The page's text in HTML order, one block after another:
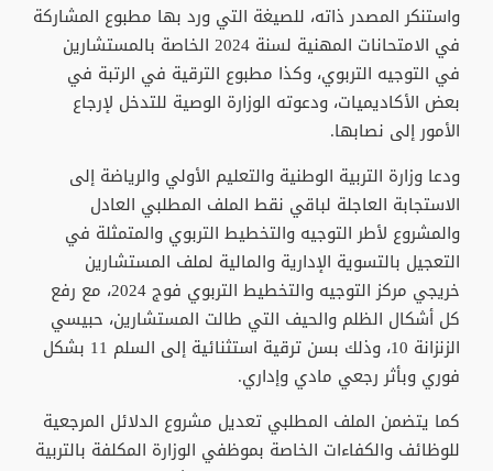
واستنكر المصدر ذاته، للصيغة التي ورد بها مطبوع المشاركة
في الامتحانات المهنية لسنة 2024 الخاصة بالمستشارين
في التوجيه التربوي، وكذا مطبوع الترقية في الرتبة في
بعض الأكاديميات، ودعوته الوزارة الوصية للتدخل لإرجاع
الأمور إلى نصابها.
ودعا وزارة التربية الوطنية والتعليم الأولي والرياضة إلى
الاستجابة العاجلة لباقي نقط الملف المطلبي العادل
والمشروع لأطر التوجيه والتخطيط التربوي والمتمثلة في
التعجيل بالتسوية الإدارية والمالية لملف المستشارين
خريجي مركز التوجيه والتخطيط التربوي فوج 2024، مع رفع
كل أشكال الظلم والحيف التي طالت المستشارين، حبيسي
الزنزانة 10، وذلك بسن ترقية استثنائية إلى السلم 11 بشكل
فوري وبأثر رجعي مادي وإداري.
كما يتضمن الملف المطلبي تعديل مشروع الدلائل المرجعية
للوظائف والكفاءات الخاصة بموظفي الوزارة المكلفة بالتربية